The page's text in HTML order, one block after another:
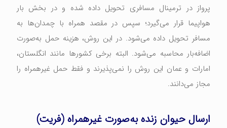
پرواز در ترمینال مسافری تحویل داده شده و در بخش بار
هواپیما قرار می‌گیرد؛ سپس در مقصد همراه با چمدان‌ها به
مسافر تحویل داده می‌شود. در این روش، هزینه حمل به‌صورت
اضافه‌بار محاسبه می‌شود. البته برخی کشورها مانند انگلستان،
امارات و عمان این روش را نمی‌پذیرند و فقط حمل غیرهمراه را
مجاز می‌دانند.
ارسال حیوان زنده به‌صورت غیرهمراه (فریت)